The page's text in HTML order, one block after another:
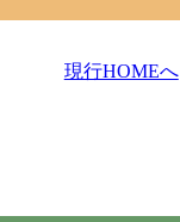
現行HOMEへ